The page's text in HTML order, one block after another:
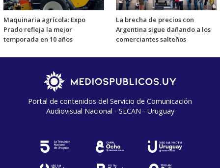
Maquinaria agrícola: Expo
Prado refleja la mejor
temporada en 10 años
La brecha de precios con
Argentina sigue dañando a los
comerciantes salteños
Portal de contenidos del Servicio de Comunicación
Audiovisual Nacional - SECAN - Uruguay